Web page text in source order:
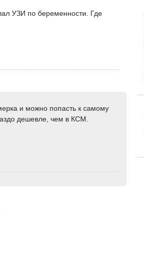
УЗИ по беременности. Где
и можно попасть к самому
дешевле, чем в КСМ.